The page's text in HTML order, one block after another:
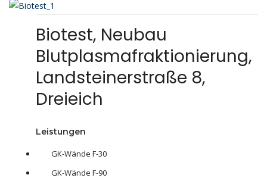
Biotest, Neubau
Blutplasmafraktionierung,
Landsteinerstraße 8,
Dreieich
Leistungen
GK-Wände F-30
GK-Wände F-90